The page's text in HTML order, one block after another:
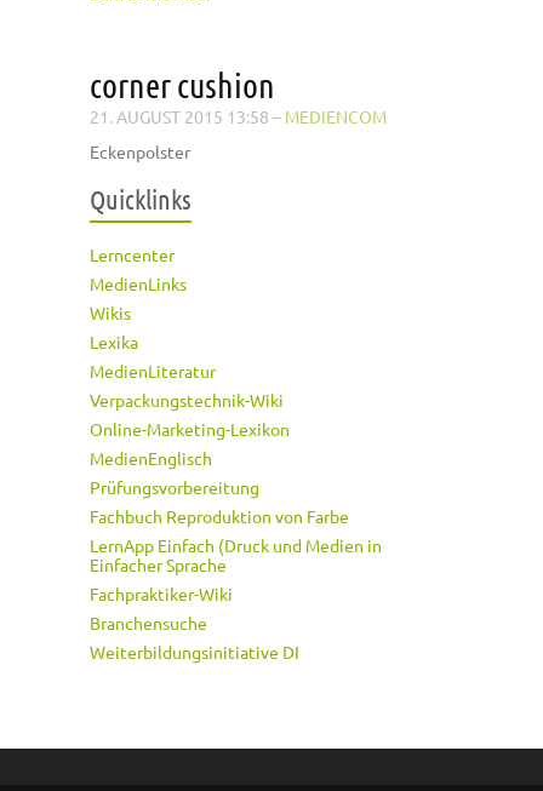
corner cushion
21. AUGUST 2015 13:58 – MEDIENCOM
Eckenpolster
Quicklinks
Lerncenter
MedienLinks
Wikis
Lexika
MedienLiteratur
Verpackungstechnik-Wiki
Online-Marketing-Lexikon
MedienEnglisch
Prüfungsvorbereitung
Fachbuch Reproduktion von Farbe
LernApp Einfach (Druck und Medien in
Einfacher Sprache
Fachpraktiker-Wiki
Branchensuche
Weiterbildungsinitiative DI